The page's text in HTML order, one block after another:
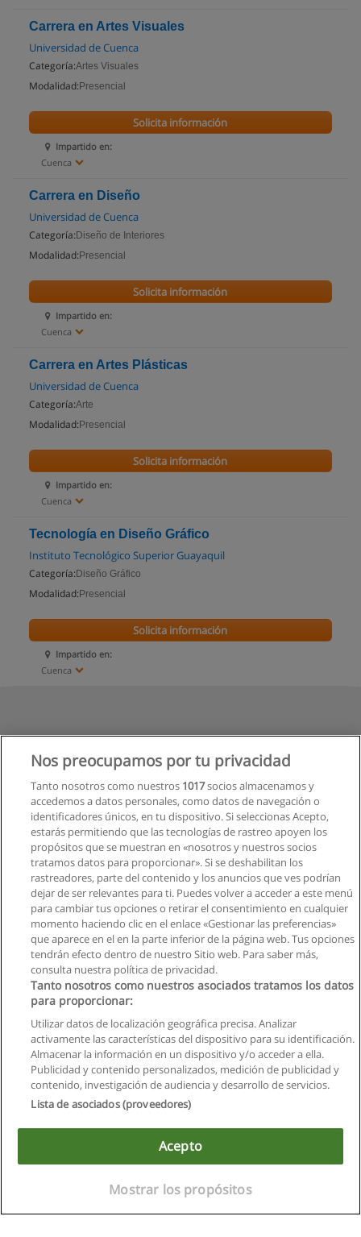
Carrera en Artes Visuales
Universidad de Cuenca
Categoría:Artes Visuales
Modalidad: Presencial
Impartido en:
Cuenca
Solicita información
Carrera en Diseño
Universidad de Cuenca
Categoría: Diseño de Interiores
Modalidad: Presencial
Impartido en:
Cuenca
Solicita información
Carrera en Artes Plásticas
Universidad de Cuenca
Categoría:Arte
Modalidad: Presencial
Impartido en:
Cuenca
Solicita información
Tecnología en Diseño Gráfico
Instituto Tecnológico Superior Guayaquil
Categoría: Diseño Gráfico
Modalidad: Presencial
Impartido en:
Cuenca
Solicita información
Reglas de uso
Privacidad de datos
Copyright © Educaedu Business S.L. - CIF : B-95610580: -
www.educaedu.com.ec
Nos preocupamos por tu privacidad
Tanto nosotros como nuestros 1017socios almacenamos y
accedemos a datos personales, como datos de navegación o
identificadores únicos, en tu dispositivo. Si seleccionas Acepto,
estarás permitiendo que las tecnologías de rastreo apoyen los
propósitos que se muestran en «nosotros y nuestros socios
tratamos datos para proporcionar». Si se deshabilitan los
rastreadores, parte del contenido y los anuncios que ves podrían
dejar de ser relevantes para ti. Puedes volver a acceder a este menú
para cambiar tus opciones o retirar el consentimiento en cualquier
momento haciendo clic en el enlace «Gestionar las preferencias»
que aparece en el en la parte inferior de la página web. Tus opciones
tendrán efecto dentro de nuestro Sitio web. Para saber más,
consulta nuestra política de privacidad.
Tanto nosotros como nuestros asociados tratamos los datos
para proporcionar:
Utilizar datos de localización geográfica precisa. Analizar
activamente las características del dispositivo para su identificación.
Almacenar la información en un dispositivo y/o acceder a ella.
Publicidad y contenido personalizados, medición de publicidad y
contenido, investigación de audiencia y desarrollo de servicios.
Lista de asociados (proveedores)
Acepto
Mostrar los propósitos